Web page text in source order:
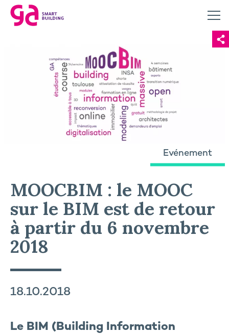
Evénement
MOOCBIM : le MOOC
sur le BIM est de retour
à partir du 6 novembre
2018
18.10.2018
Le BIM (Building Information